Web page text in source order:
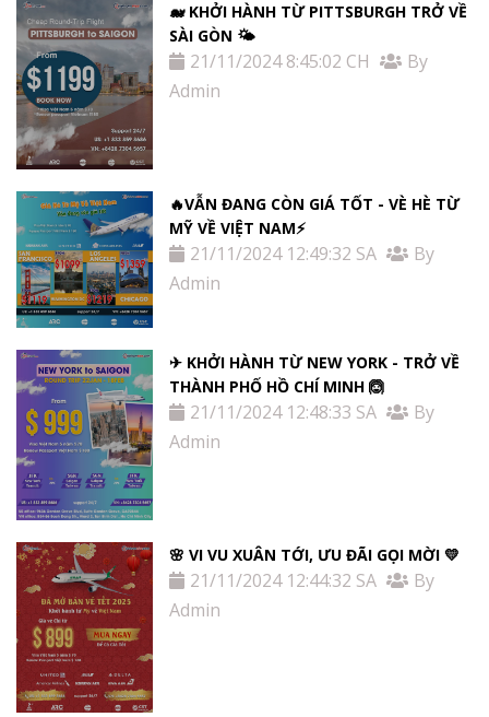
🐋 KHỞI HÀNH TỪ PITTSBURGH TRỞ VỀ
SÀI GÒN 🌤
21/11/2024 8:45:02 CH
By
Admin
🔥VẪN ĐANG CÒN GIÁ TỐT - VÈ HÈ TỪ
MỸ VỀ VIỆT NAM⚡️
21/11/2024 12:49:32 SA
By
Admin
✈ KHỞI HÀNH TỪ NEW YORK - TRỞ VỀ
THÀNH PHỐ HỒ CHÍ MINH 🙆
21/11/2024 12:48:33 SA
By
Admin
🌸 VI VU XUÂN TỚI, ƯU ĐÃI GỌI MỜI 💛
21/11/2024 12:44:32 SA
By
Admin